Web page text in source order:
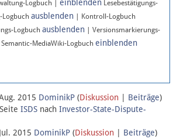
Logbuch | einblenden Lesebestätigungs-
Logbuch ausblenden | Kontroll-Logbuch
Logbuch ausblenden | Versionsmarkierungs-
Semantic-MediaWiki-Logbuch einblenden
2015 DominikP (Diskussion Beiträge)
ISDS nach Investor-State-Dispute-
2015 DominikP (Diskussion Beiträge)